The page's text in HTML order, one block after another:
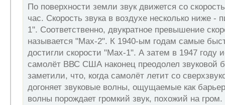
По поверхности земли звук движется со
час. Скорость звука в воздухе несколько ниже -
1". Соответственно, двукратное превышение
называется "Max-2". К 1940-ым годам самые
достигли скорости "Max-1". А затем в 1947 году
самолёт ВВС США наконец преодолел звуковой
заметили, что, когда самолёт летит со
догоняет звуковые волны, ощущаемые как
волны порождает громкий звук, похожий на гром.